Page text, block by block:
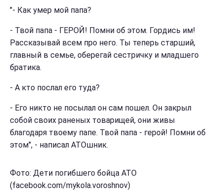
"- Как умер мой папа?
- Твой папа - ГЕРОЙ! Помни об этом. Гордись им!
Рассказывай всем про него. Ты теперь старший,
главный в семье, оберегай сестричку и младшего
братика.
- А кто послал его туда?
- Его никто не посылал он сам пошел. Он закрыл
собой своих раненых товарищей, они живы
благодаря твоему папе. Твой папа - герой! Помни об
этом", - написал АТОшник.
Фото: Дети погибшего бойца АТО
(facebook.com/mykola.voroshnov)